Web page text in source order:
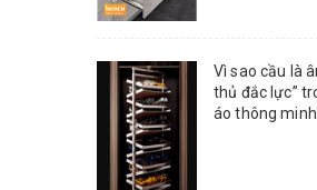
Vì sao cầu là
thủ đắc lực”
áo thông